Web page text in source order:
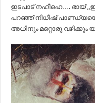
ഇടപാട് നഹീഹെ…. ഭായ് ,,ഈ
പറഞ്ഞ് നിധീഷ് പാണ്ഡ്യയെ
അധിനും മറ്റൊരു വഴിക്കും